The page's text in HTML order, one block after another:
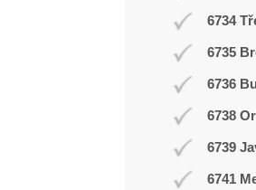
6734
6735
6736
6738
6739
6741